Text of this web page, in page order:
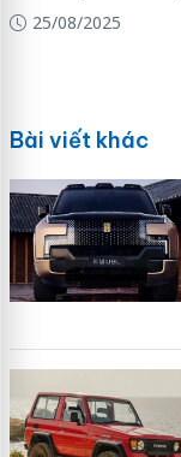
25/08/2025
Bài viết khác